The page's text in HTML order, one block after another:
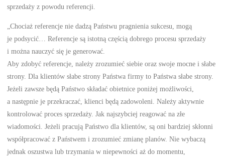
sprzedaży z powodu referencji.
„Chociaż referencje nie dadzą Państwu pragnienia sukcesu, mogą
je podsycić… Referencje są istotną częścią dobrego procesu sprzedaży
i można nauczyć się je generować.
Aby zdobyć referencje, należy zrozumieć siebie oraz swoje mocne i słabe
strony. Dla klientów słabe strony Państwa firmy to Państwa słabe strony.
Jeżeli zawsze będą Państwo składać obietnice poniżej możliwości,
a następnie je przekraczać, klienci będą zadowoleni. Należy aktywnie
kontrolować proces sprzedaży. Jak najszybciej reagować na złe
wiadomości. Jeżeli pracują Państwo dla klientów, są oni bardziej skłonni
współpracować z Państwem i zrozumieć zmianę planów. Nie wybaczą
jednak oszustwa lub trzymania w niepewności aż do momentu,